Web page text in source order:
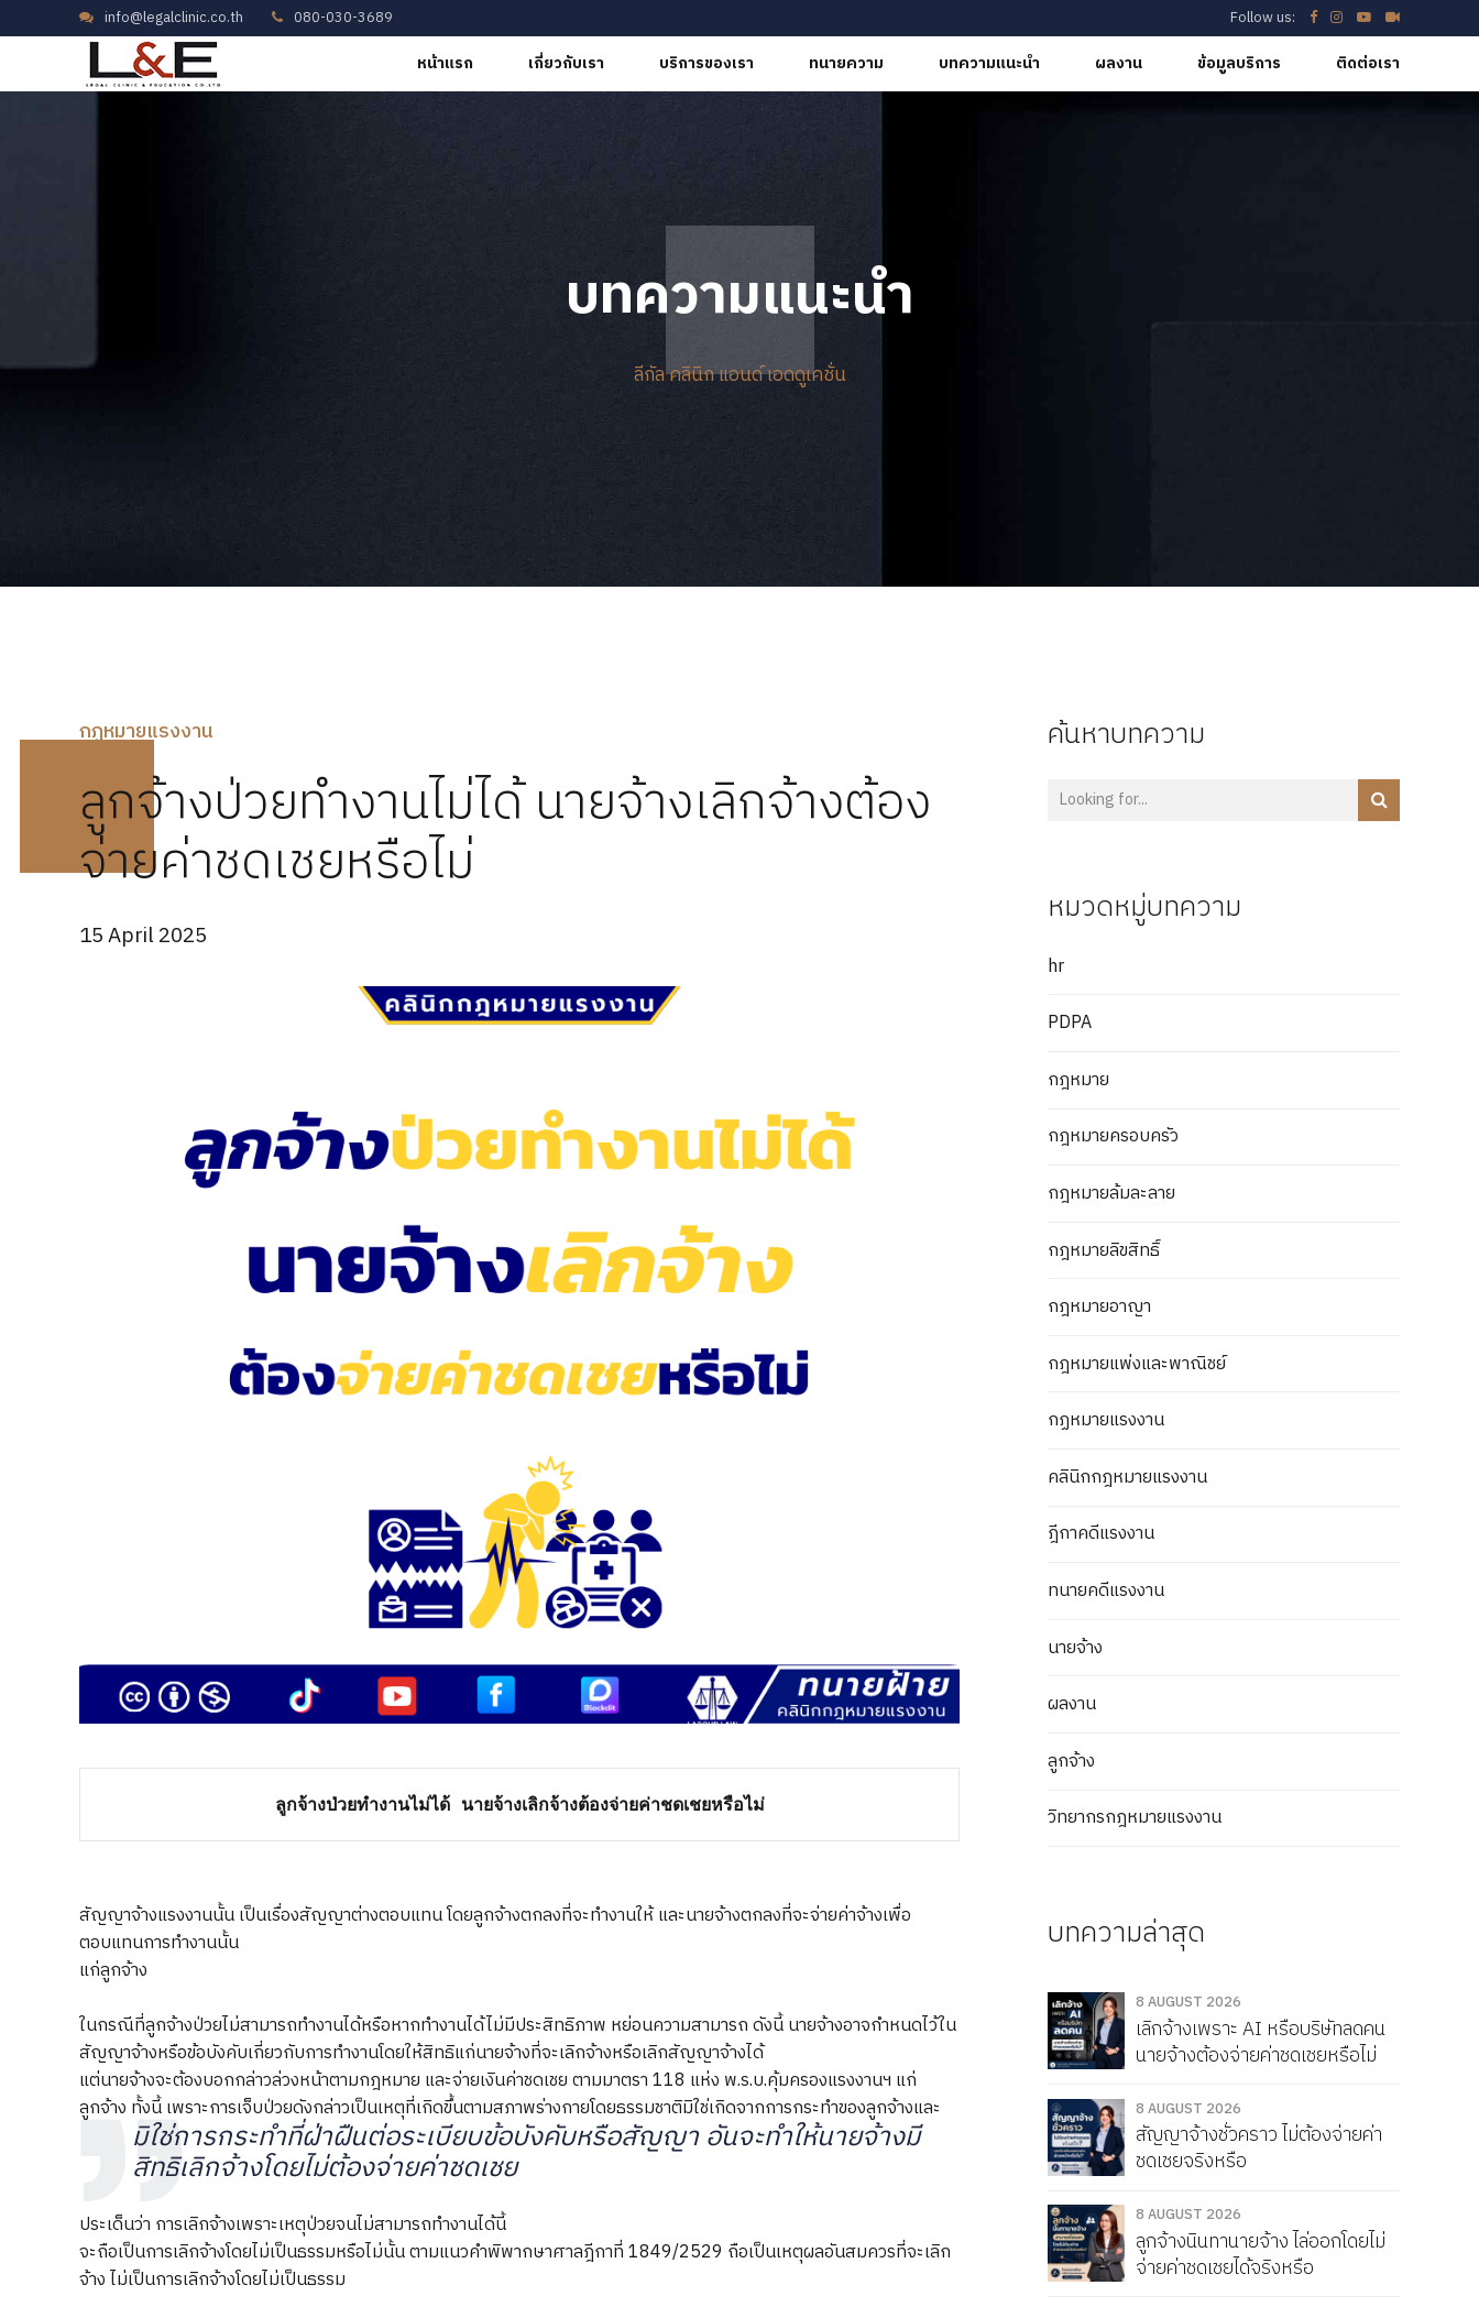
info@legalclinic.co.th 080-030-3689 Follow us:
หน้าแรก เกี่ยวกับเรา บริการของเรา ทนายความ บทความแนะนำ ผลงาน ข้อมูลบริการ ติดต่อเรา
บทความแนะนำ
ลีกัล คลินิก แอนด์ เอดดูเคชั่น
กฏหมายแรงงาน
ลูกจ้างป่วยทำงานไม่ได้ นายจ้างเลิกจ้างต้อง
จ่ายค่าชดเชยหรือไม่
15 April 2025
ลูกจ้างป่วยทำงานไม่ได้ นายจ้างเลิกจ้างต้องจ่ายค่าชดเชยหรือไม่
สัญญาจ้างแรงงานนั้น เป็นเรื่องสัญญาต่างตอบแทน โดยลูกจ้างตกลงที่จะทำงานให้ และนายจ้างตกลงที่จะจ่ายค่าจ้างเพื่อ
ตอบแทนการทำงานนั้น
แก่ลูกจ้าง
ในกรณีที่ลูกจ้างป่วยไม่สามารถทำงานได้หรือหากทำงานได้ไม่มีประสิทธิภาพ หย่อนความสามารถ ดังนี้ นายจ้างอาจกำหนดไว้ใน
สัญญาจ้างหรือข้อบังคับเกี่ยวกับการทำงานโดยให้สิทธิแก่นายจ้างที่จะเลิกจ้างหรือเลิกสัญญาจ้างได้
แต่นายจ้างจะต้องบอกกล่าวล่วงหน้าตามกฎหมาย และจ่ายเงินค่าชดเชย ตามมาตรา 118 แห่ง พ.ร.บ.คุ้มครองแรงงานฯ แก่
ลูกจ้าง ทั้งนี้เพราะการเจ็บป่วยดังกล่าวเป็นเหตุที่เกิดขึ้นตามสภาพร่างกายโดยธรรมชาติมิใช่เกิดจากการกระทำของลูกจ้างและ
มิใช่การกระทำที่ฝ่าฝืนต่อระเบียบข้อบังคับหรือสัญญา อันจะทำให้นายจ้างมี
สิทธิเลิกจ้างโดยไม่ต้องจ่ายค่าชดเชย
ประเด็นว่า การเลิกจ้างเพราะเหตุป่วยจนไม่สามารถทำงานได้นี้
จะถือเป็นการเลิกจ้างโดยไม่เป็นธรรมหรือไม่นั้น ตามแนวคำพิพากษาศาลฎีกาที่ 1849/2529 ถือเป็นเหตุผลอันสมควรที่จะเลิก
จ้าง ไม่เป็นการเลิกจ้างโดยไม่เป็นธรรม
ค้นหาบทความ
หมวดหมู่บทความ
hr
PDPA
กฎหมาย
กฎหมายครอบครัว
กฎหมายล้มละลาย
กฎหมายลิขสิทธิ์
กฎหมายอาญา
กฎหมายแพ่งและพาณิชย์
กฏหมายแรงงาน
คลินิกกฎหมายแรงงาน
ฎีกาคดีแรงงาน
ทนายคดีแรงงาน
นายจ้าง
ผลงาน
ลูกจ้าง
วิทยากรกฎหมายแรงงาน
บทความล่าสุด
8 AUGUST 2026
เลิกจ้างเพราะ AI หรือบริษัทลดคน
นายจ้างต้องจ่ายค่าชดเชยหรือไม่
8 AUGUST 2026
สัญญาจ้างชั่วคราว ไม่ต้องจ่ายค่า
ชดเชยจริงหรือ
8 AUGUST 2026
ลูกจ้างนินทานายจ้าง ไล่ออกโดยไม่
จ่ายค่าชดเชยได้จริงหรือ